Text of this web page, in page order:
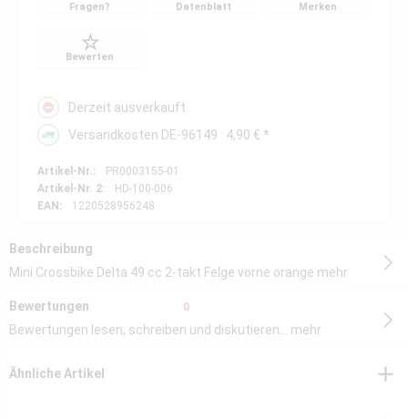
Fragen? Datenblatt Merken
Bewerten
Derzeit ausverkauft
Versandkosten DE-96149 : 4,90 € *
Artikel-Nr.:
PR0003155-01
Artikel-Nr. 2:
HD-100-006
EAN:
1220528956248
Beschreibung
Mini Crossbike Delta 49 cc 2-takt Felge vorne orange mehr
Bewertungen 0
Bewertungen lesen, schreiben und diskutieren... mehr
Ähnliche Artikel